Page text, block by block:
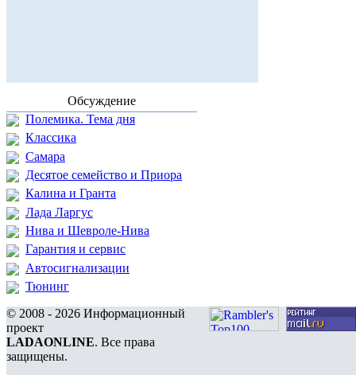
Обсуждение
Полемика. Тема дня
Классика
Самара
Десятое семейство и Приора
Калина и Гранта
Лада Ларгус
Нива и Шевроле-Нива
Гарантия и сервис
Автосигнализации
Тюнинг
© 2008 - 2026 Информационный
проект
LADAONLINE. Все права
защищены.